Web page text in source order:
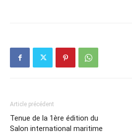
Article précédent
Tenue de la 1ère édition du
Salon international maritime